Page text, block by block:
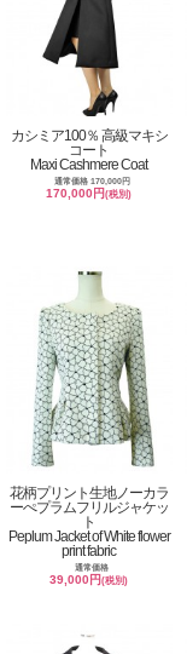
カシミア100％ 高級マキシ
コート
Maxi Cashmere Coat
通常価格 170,000円
170,000円(税別)
花柄プリント生地ノーカラ
ーぺプラムフリルジャケッ
ト
Peplum Jacket of White flower
print fabric
通常価格
39,000円(税別)